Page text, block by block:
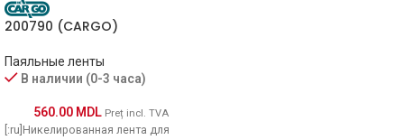
200790 (CARGO)
Паяльные ленты
В наличии (0-3 часа)
560.00 MDL Preț incl. TVA
[:ru]Никелированная лента для